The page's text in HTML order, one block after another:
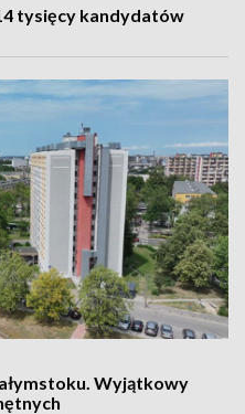
tysięcy kandydatów
Wyjątkowy